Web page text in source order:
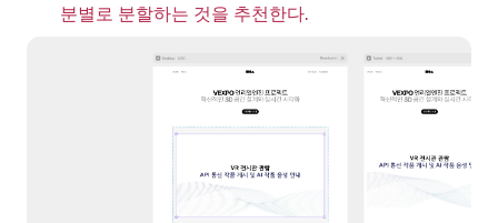
분별로 분할하는 것을 추천한다.